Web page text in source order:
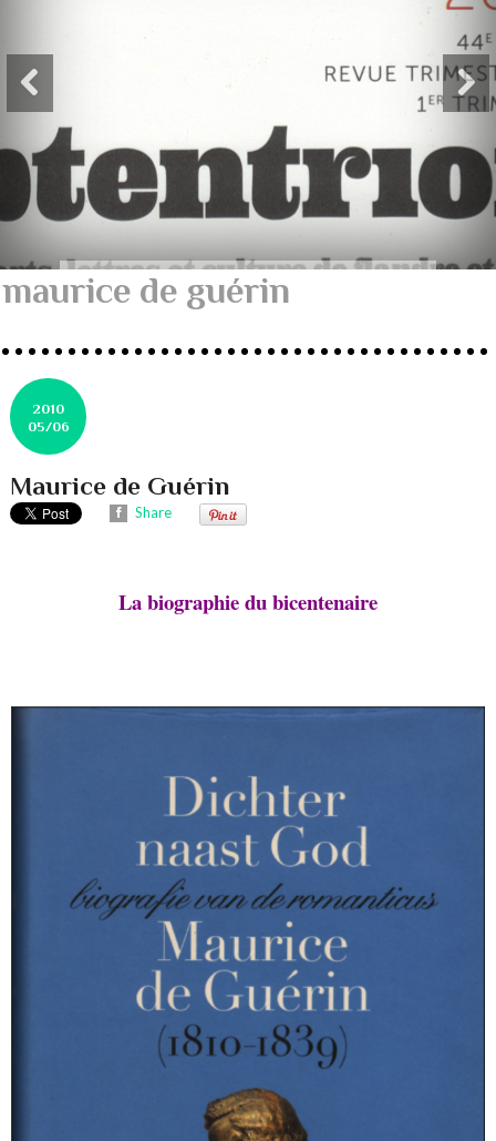
maurice de guérin
2010
05/06
Maurice de Guérin
Share
La biographie du bicentenaire